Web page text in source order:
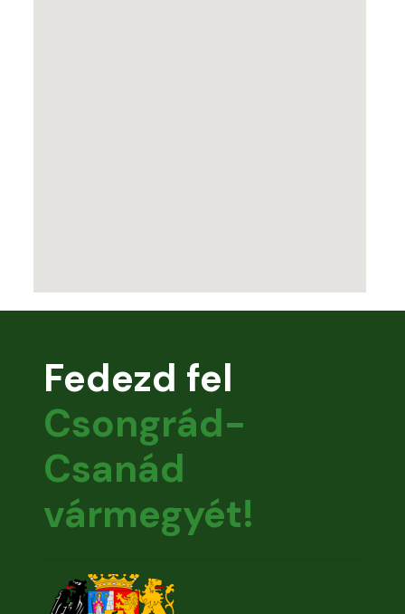
Fedezd fel
Csongrád-
Csanád
vármegyét!